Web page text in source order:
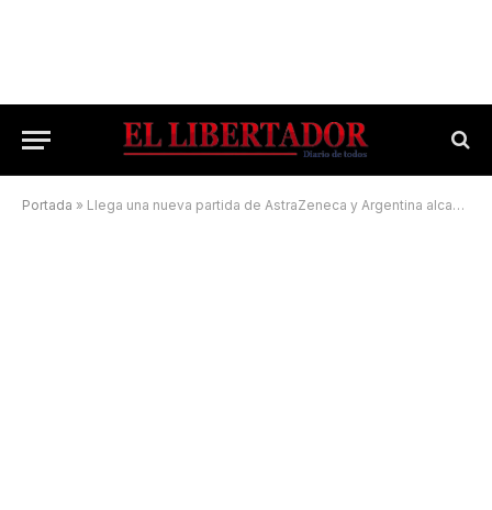
Portada » Llega una nueva partida de AstraZeneca y Argentina alcanza casi 25 millones de dosis